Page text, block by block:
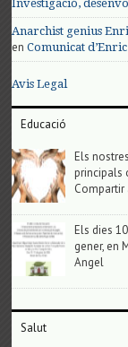
Investigació,
Anarchist genius
enComunicat
Avis Legal
Educació
Els nostres
principals
Compartir
Els dies
gener, en
Angel
Salut